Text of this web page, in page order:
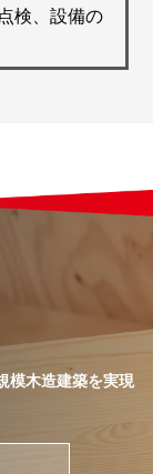
検、設備の
模木造建築を実現